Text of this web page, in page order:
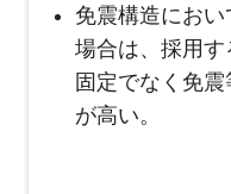
免震構造にお
場合は、採用
固定でなく免
が高い。